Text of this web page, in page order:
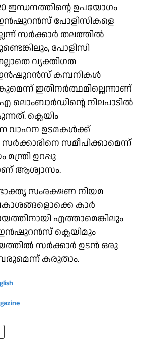
ഇന്ധനത്തിന്റെ ഉപയോ​ഗം
പോളിസികളെ
സർക്കാർ തലത്തിൽ
പോളിസി
വ്യക്തിഗത
കമ്പനികൾ
ഇതിനർത്ഥമില്ലെന്നാണ്
നിലപാടിൽ
ക്ലെയിം
വാഹന ഉടമകൾക്ക്
സമീപിക്കാമെന്ന്
മന്ത്രി ഉറപ്പു
ആശ്വാസം.
സംരക്ഷണ നിയമ
കാർ
എത്താമെങ്കിലും
ഇൻഷുറൻസ് ക്ലെയിമും
സർക്കാർ ഉടൻ ഒരു
കരുതാം.